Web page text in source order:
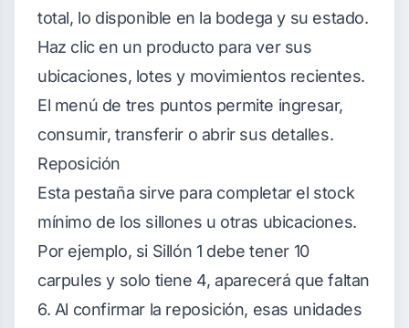
total, lo disponible en la bodega y su estado.
Haz clic en un producto para ver sus
ubicaciones, lotes y movimientos recientes.
El menú de tres puntos permite ingresar,
consumir, transferir o abrir sus detalles.
Reposición
Esta pestaña sirve para completar el stock
mínimo de los sillones u otras ubicaciones.
Por ejemplo, si Sillón 1 debe tener 10
carpules y solo tiene 4, aparecerá que faltan
6. Al confirmar la reposición, esas unidades